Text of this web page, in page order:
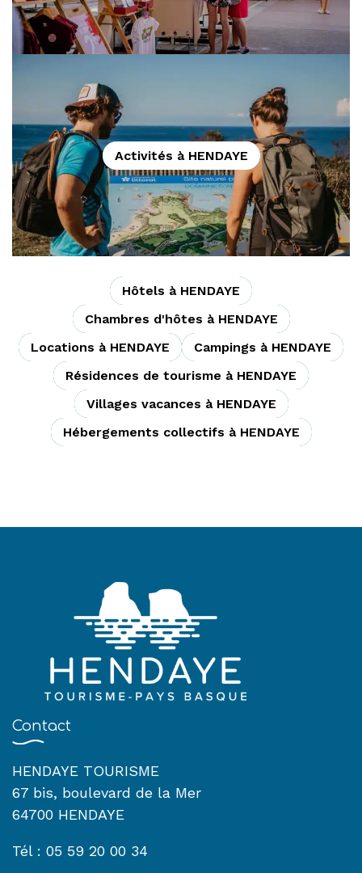
Activités à HENDAYE
Hôtels à HENDAYE
Chambres d'hôtes à HENDAYE
Locations à HENDAYE
Campings à HENDAYE
Résidences de tourisme à HENDAYE
Villages vacances à HENDAYE
Hébergements collectifs à HENDAYE
Contact
HENDAYE TOURISME
67 bis, boulevard de la Mer
64700 HENDAYE
Tél : 05 59 20 00 34